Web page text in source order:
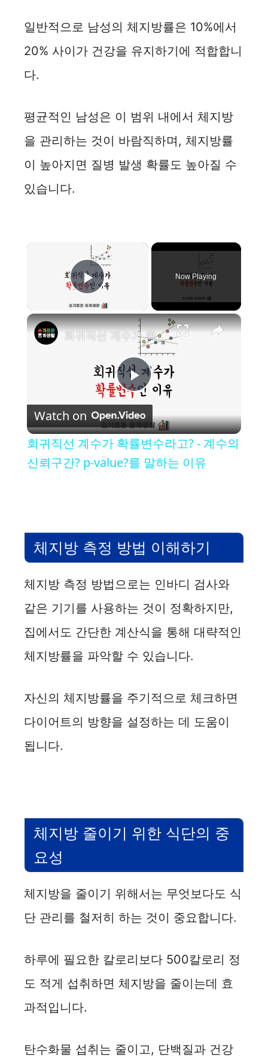
일반적으로 남성의 체지방률은 10%에서
20% 사이가 건강을 유지하기에 적합합니
다.
평균적인 남성은 이 범위 내에서 체지방
을 관리하는 것이 바람직하며, 체지방률
이 높아지면 질병 발생 확률도 높아질 수
있습니다.
×
Play Video
Now Playing
×
P
l
a
V
d
e
회귀직선 계수가 확률변수라고? - 계수의 신뢰구간? p-value?를 말하는 이유
Watch on
회귀직선 계수가 확률변수라고? - 계수의
신뢰구간? p-value?를 말하는 이유
체지방 측정 방법 이해하기
체지방 측정 방법으로는 인바디 검사와
같은 기기를 사용하는 것이 정확하지만,
집에서도 간단한 계산식을 통해 대략적인
체지방률을 파악할 수 있습니다.
자신의 체지방률을 주기적으로 체크하면
다이어트의 방향을 설정하는 데 도움이
됩니다.
체지방 줄이기 위한 식단의 중
요성
체지방을 줄이기 위해서는 무엇보다도 식
단 관리를 철저히 하는 것이 중요합니다.
하루에 필요한 칼로리보다 500칼로리 정
도 적게 섭취하면 체지방을 줄이는데 효
과적입니다.
탄수화물 섭취는 줄이고, 단백질과 건강